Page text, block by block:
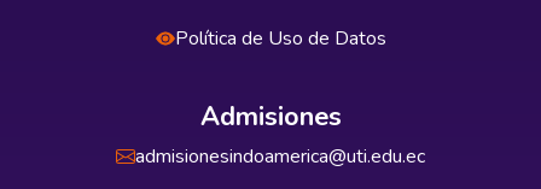
Política de Uso de Datos
Admisiones
admisionesindoamerica@uti.edu.ec